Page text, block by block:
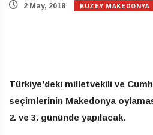
2 May, 2018 KUZEY MAKEDONYA
Türkiye’deki milletvekili ve
seçimlerinin Makedonya
2. ve 3. gününde yapılacak.